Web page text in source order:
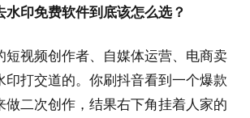
水印免费软件到底该怎么选？
短视频创作者、自媒体运营、电商卖
印打交道的。你刷抖音看到一个爆款
做二次创作，结果右下角挂着人家的